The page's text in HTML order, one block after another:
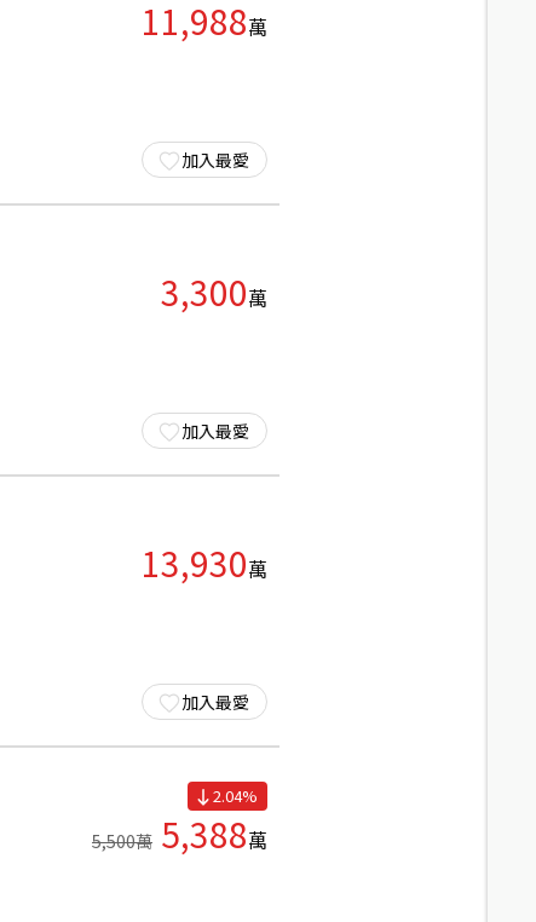
11,988萬
加入最愛
3,300萬
加入最愛
13,930萬
加入最愛
2.04%
5,500萬 5,388萬